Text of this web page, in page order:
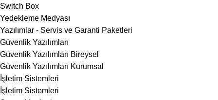
Switch Box
Yedekleme Medyası
Yazılımlar - Servis ve Garanti Paketleri
Güvenlik Yazılımları
Güvenlik Yazılımları Bireysel
Güvenlik Yazılımları Kurumsal
İşletim Sistemleri
İşletim Sistemleri